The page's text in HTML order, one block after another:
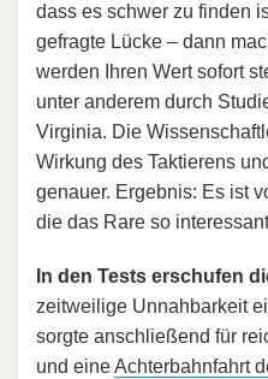
dass es schwer zu finden
gefragte Lücke – dann
werden Ihren Wert sofort
unter anderem durch
Virginia. Die
Wirkung des Taktierens
genauer. Ergebnis: Es ist
die das Rare so
In den Tests erschufen
zeitweilige Unnahbarkeit
sorgte anschließend für
und eineAchterbahnfahrt